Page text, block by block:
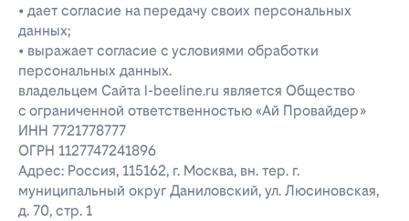
• дает согласие на передачу своих персональных
данных;
• выражает согласие с условиями обработки
персональных данных.
владельцем Сайта l-beeline.ru является Общество
с ограниченной ответственностью «Ай Провайдер»
ИНН 7721778777
ОГРН 1127747241896
Адрес: Россия, 115162, г. Москва, вн. тер. г.
муниципальный округ Даниловский, ул. Люсиновская,
д. 70, стр. 1